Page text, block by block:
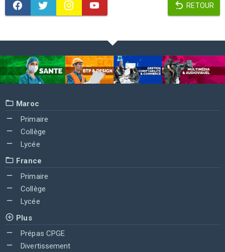
RETOUR
Maroc
Primaire
Collège
Lycée
France
Primaire
Collège
Lycée
Plus
Prépas CPGE
Divertissement